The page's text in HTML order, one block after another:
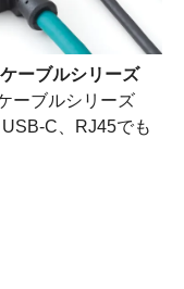
ーブルシリーズ
ーブルシリーズ
C、RJ45でも